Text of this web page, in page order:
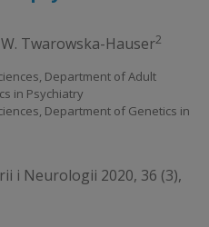
Twarowska-Hauser2
Department of Adult
in Psychiatry
Department of Genetics in
i Neurologii 2020, 36 (3),